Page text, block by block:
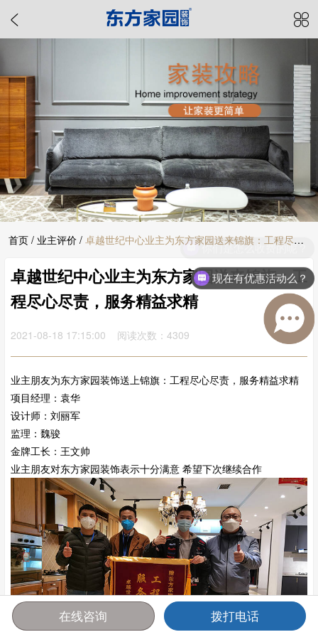
首页 / 业主评价 / 卓越世纪中心业主为东方家园送来锦旗：工程尽心
尽责，服务精益求精
卓越世纪中心业主为东方家园送来锦旗：工
程尽心尽责，服务精益求精
2021-08-18 17:15:00 阅读次数：4309
业主朋友为东方家园装饰送上锦旗：工程尽心尽责，服务精益求精
项目经理：袁华
设计师：刘丽军
监理：魏骏
金牌工长：王文帅
业主朋友对东方家园装饰表示十分满意 希望下次继续合作
首页 报价 电话 咨询
你们是怎么收费的呢？
现在有优惠活动么？
在线咨询 拨打电话